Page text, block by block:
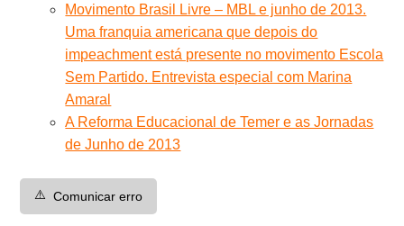
Movimento Brasil Livre – MBL e junho de 2013.
Uma franquia americana que depois do
impeachment está presente no movimento Escola
Sem Partido. Entrevista especial com Marina
Amaral
A Reforma Educacional de Temer e as Jornadas
de Junho de 2013
⚠️ Comunicar erro